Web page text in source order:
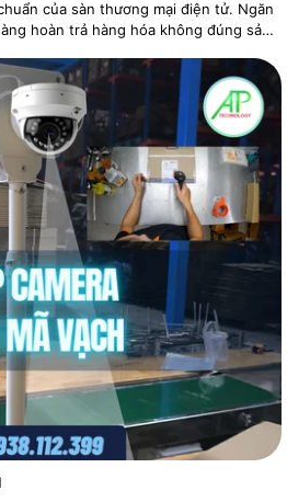
của sàn thương mại điện tử. Ngăn
hoàn trả hàng hóa không đúng sản